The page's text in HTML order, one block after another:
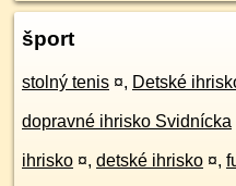
šport
stolný tenis ¤, Detské
dopravné ihrisko Svidnícka
ihrisko ¤, detské ihrisko ¤,